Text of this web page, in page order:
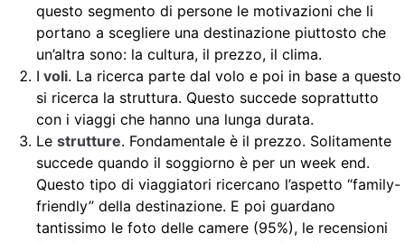
questo segmento di persone le motivazioni che li
portano a scegliere una destinazione piuttosto che
un’altra sono: la cultura, il prezzo, il clima.
I voli. La ricerca parte dal volo e poi in base a questo
si ricerca la struttura. Questo succede soprattutto
con i viaggi che hanno una lunga durata.
Le strutture. Fondamentale è il prezzo. Solitamente
succede quando il soggiorno è per un week end.
Questo tipo di viaggiatori ricercano l’aspetto “family-
friendly” della destinazione. E poi guardano
tantissimo le foto delle camere (95%), le recensioni